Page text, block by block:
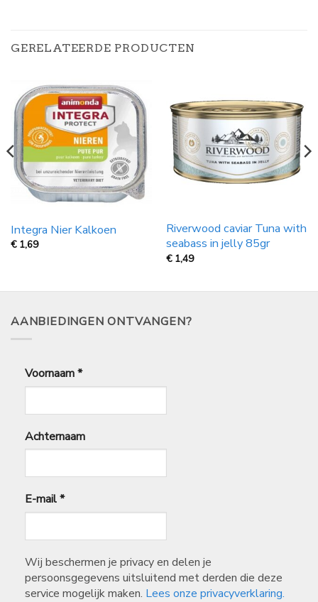
GERELATEERDE PRODUCTEN
Integra Nier Kalkoen
€ 1,69
Riverwood caviar Tuna with
seabass in jelly 85gr
€ 1,49
AANBIEDINGEN ONTVANGEN?
Voornaam*
Achternaam
E-mail*
Wij beschermen je privacy en delen je
persoonsgegevens uitsluitend met derden die deze
service mogelijk maken. Lees onze privacyverklaring.